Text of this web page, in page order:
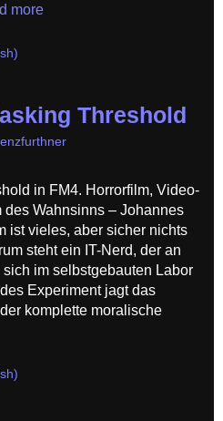
more
Threshold
in FM4. Horrorfilm, Video-
des Wahnsinns – Johannes
ist vieles, aber sicher nichts
steht ein IT-Nerd, der an
im selbstgebauten Labor
Experiment jagt das
komplette moralische